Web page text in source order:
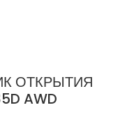
ОТКРЫТИЯ
AWD